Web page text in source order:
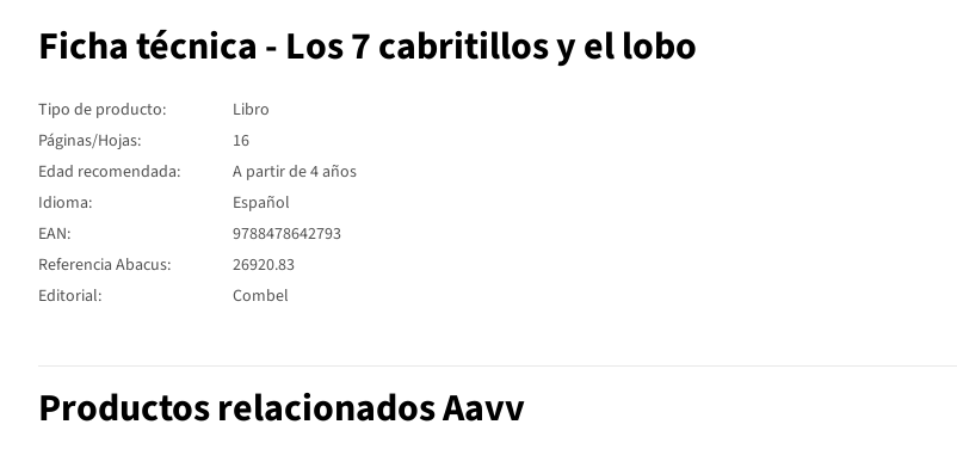
Ficha técnica - Los 7 cabritillos y el lobo
Tipo de producto:
Libro
Páginas/Hojas:
16
Edad recomendada:
A partir de 4 años
Idioma:
Español
EAN:
9788478642793
Referencia Abacus:
26920.83
Editorial:
Combel
Productos relacionados Aavv